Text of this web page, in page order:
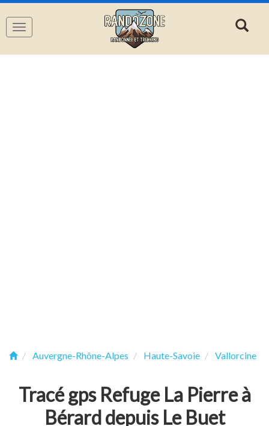
Navigation
Auvergne-Rhône-Alpes Haute-Savoie Vallorcine
Tracé gps Refuge La Pierre à
Bérard depuis Le Buet